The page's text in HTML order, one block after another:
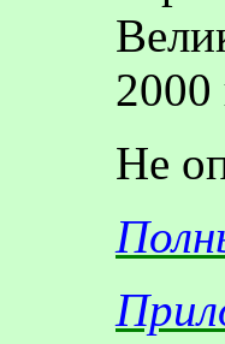
2000
Не